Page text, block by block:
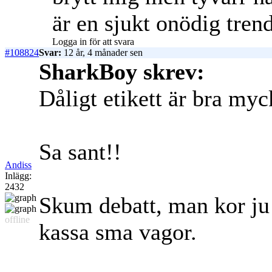
är en sjukt onödig
Logga in för att svara
#108824Svar: 12 år, 4 månader sen
Andiss
Inlägg:
2432
offline
SharkBoy skrev:
Dåligt etikett är bra
Sa sant!!
Skum debatt, man kor
kassa sma vagor.